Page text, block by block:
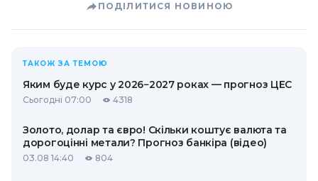
ПОДІЛИТИСЯ НОВИНОЮ
ТАКОЖ ЗА ТЕМОЮ
Яким буде курс у 2026−2027 роках — прогноз ЦЕС
Сьогодні 07:00 4318
Золото, долар та євро! Скільки коштує валюта та
дорогоцінні метали? Прогноз банкіра (відео)
03.08 14:40 804